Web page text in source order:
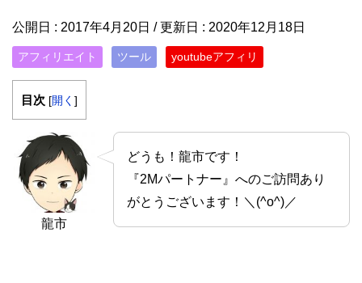
公開日 : 2017年4月20日 / 更新日 : 2020年12月18日
アフィリエイト ツール youtubeアフィリ
目次 [開く ]
龍市
どうも！龍市です！
『2Mパートナー』へのご訪問あり
がとうございます！＼(^o^)／